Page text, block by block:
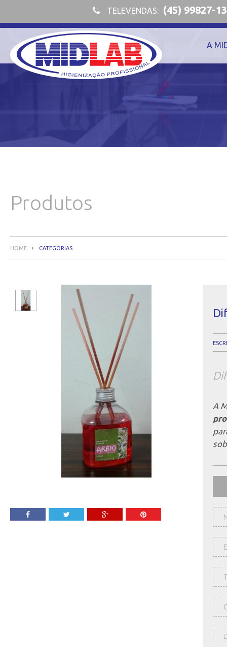
TELEVENDAS: (45) 99827-
A
Produtos
HOME CATEGORIAS
A